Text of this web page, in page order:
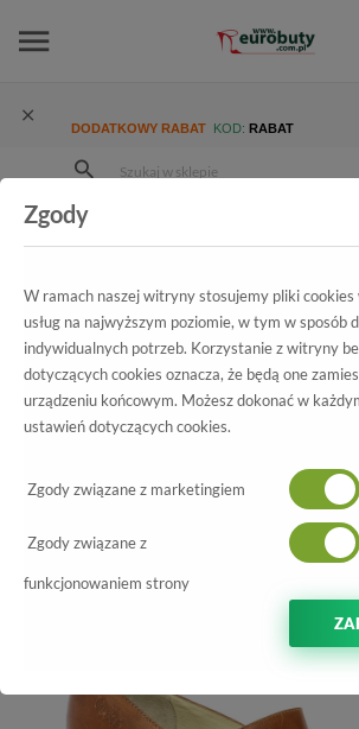
DODATKOWY RABAT KOD: RABAT
Promocja
Czółenka Caprcie 9-9-24315-
Wszystkie produkty
Czółenka Caprcie 9-9-
Czółenka Caprcie 9-9-24315-24
Zgody
W ramach naszej witryny stosujemy pliki cookies
usług na najwyższym poziomie, w tym w sposób
indywidualnych potrzeb. Korzystanie z witryny
dotyczących cookies oznacza, że będą one
urządzeniu końcowym. Możesz dokonać w
ustawień dotyczących cookies.
Zgody związane z marketingiem
Zgody związane z
funkcjonowaniem strony